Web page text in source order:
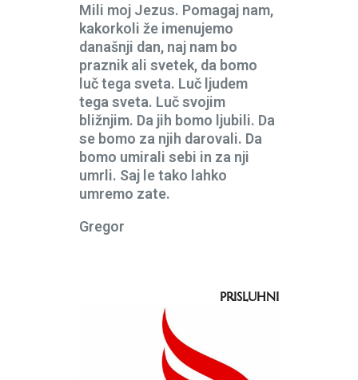
Mili moj Jezus. Pomagaj nam,
kakorkoli že imenujemo
današnji dan, naj nam bo
praznik ali svetek, da bomo
luč tega sveta. Luč ljudem
tega sveta. Luč svojim
bližnjim. Da jih bomo ljubili. Da
se bomo za njih darovali. Da
bomo umirali sebi in za nji
umrli. Saj le tako lahko
umremo zate.
Gregor
PRISLUHNI